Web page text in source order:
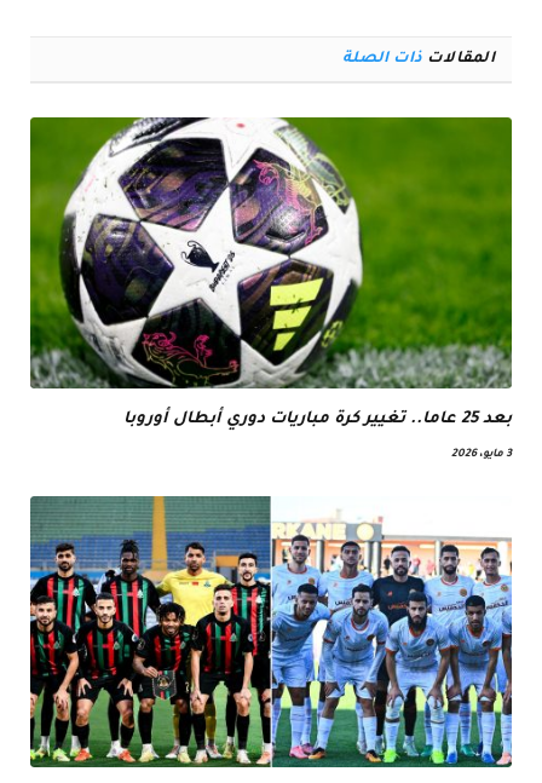
المقالات ذات الصلة
بعد 25 عاما.. تغيير كرة مباريات دوري أبطال أوروبا
3 مايو، 2026